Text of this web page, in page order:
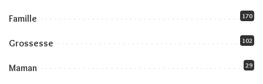
Famille 170
Grossesse 102
Maman 29